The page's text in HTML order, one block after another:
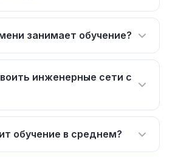
занимает обучение?
инженерные сети с
обучение в среднем?